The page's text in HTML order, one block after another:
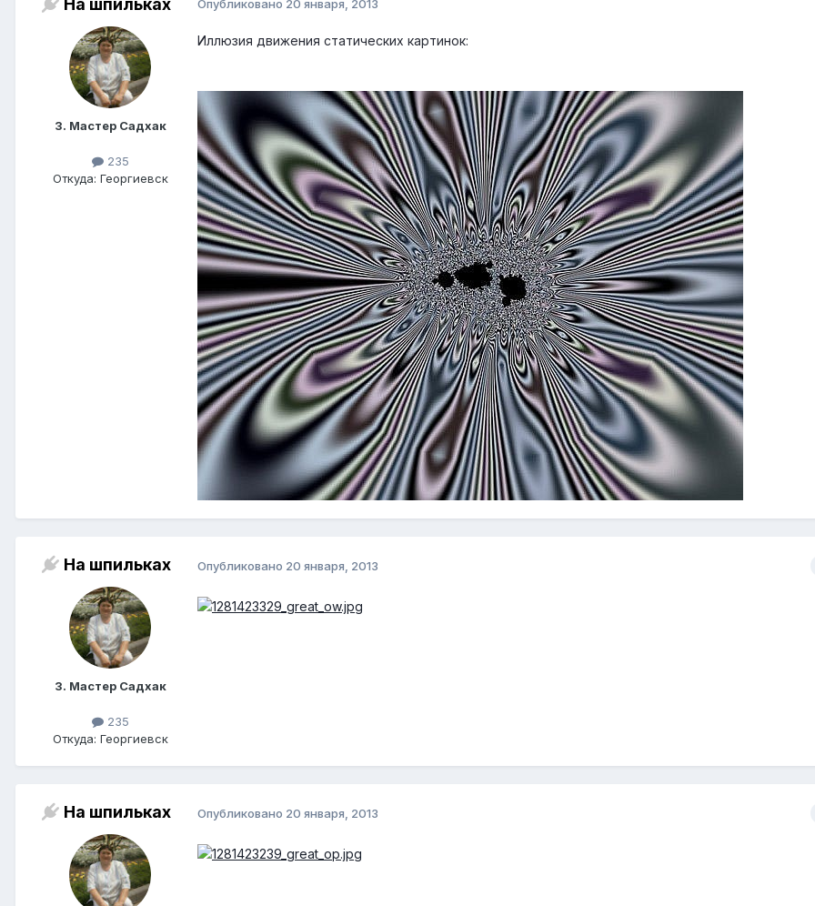
На шпильках
3. Мастер Садхак
235
Откуда: Георгиевск
Опубликовано 20 января, 2013
Иллюзия движения статических картинок:
На шпильках
3. Мастер Садхак
235
Откуда: Георгиевск
Опубликовано 20 января, 2013
На шпильках Опубликовано 20 января, 2013